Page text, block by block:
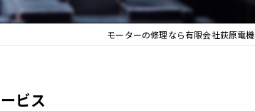
モーターの修理なら有限会社荻原電機
ビス